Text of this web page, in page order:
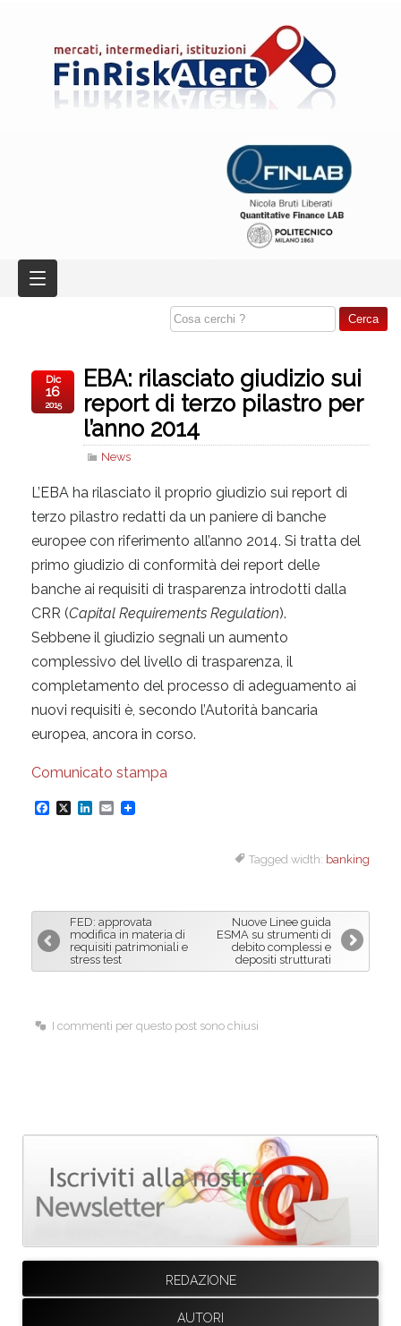
EBA: rilasciato giudizio sui
report di terzo pilastro per
l’anno 2014
News
Dic
16
2015
L’EBA ha rilasciato il proprio giudizio sui report di
terzo pilastro redatti da un paniere di banche
europee con riferimento all’anno 2014. Si tratta del
primo giudizio di conformità dei report delle
banche ai requisiti di trasparenza introdotti dalla
CRR (Capital Requirements Regulation).
Sebbene il giudizio segnali un aumento
complessivo del livello di trasparenza, il
completamento del processo di adeguamento ai
nuovi requisiti è, secondo l’Autorità bancaria
europea, ancora in corso.
Comunicato stampa
F
b
o
o
X
L
e
d
I
E
l
Tagged width: banking
FED: approvata
modifica in materia di
requisiti patrimoniali e
stress test
Nuove Linee guida
ESMA su strumenti di
debito complessi e
depositi strutturati
I commenti per questo post sono chiusi
REDAZIONE
AUTORI